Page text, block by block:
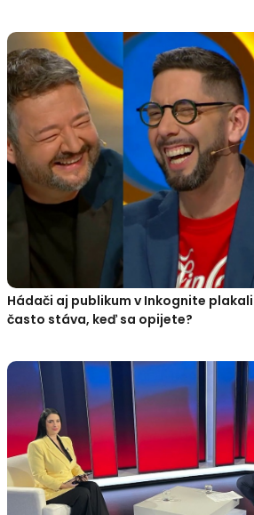
Hádači aj publikum v Inkognite
často stáva, keď sa opijete?